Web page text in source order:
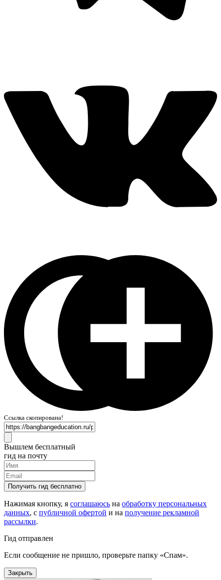
Ссылка скопирована!
Вышлем бесплатный
гид на почту
Получить гид бесплатно
Нажимая кнопку, я соглашаюсь на обработку персональных
данных, с публичной офертой и на получение рекламной
рассылки.
Гид отправлен
Если сообщение не пришло, проверьте папку «Спам».
Закрыть